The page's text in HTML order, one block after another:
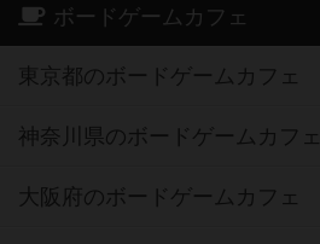
ボードゲームカフェ
東京都のボードゲームカフェ
神奈川県のボードゲームカフェ
大阪府のボードゲームカフェ